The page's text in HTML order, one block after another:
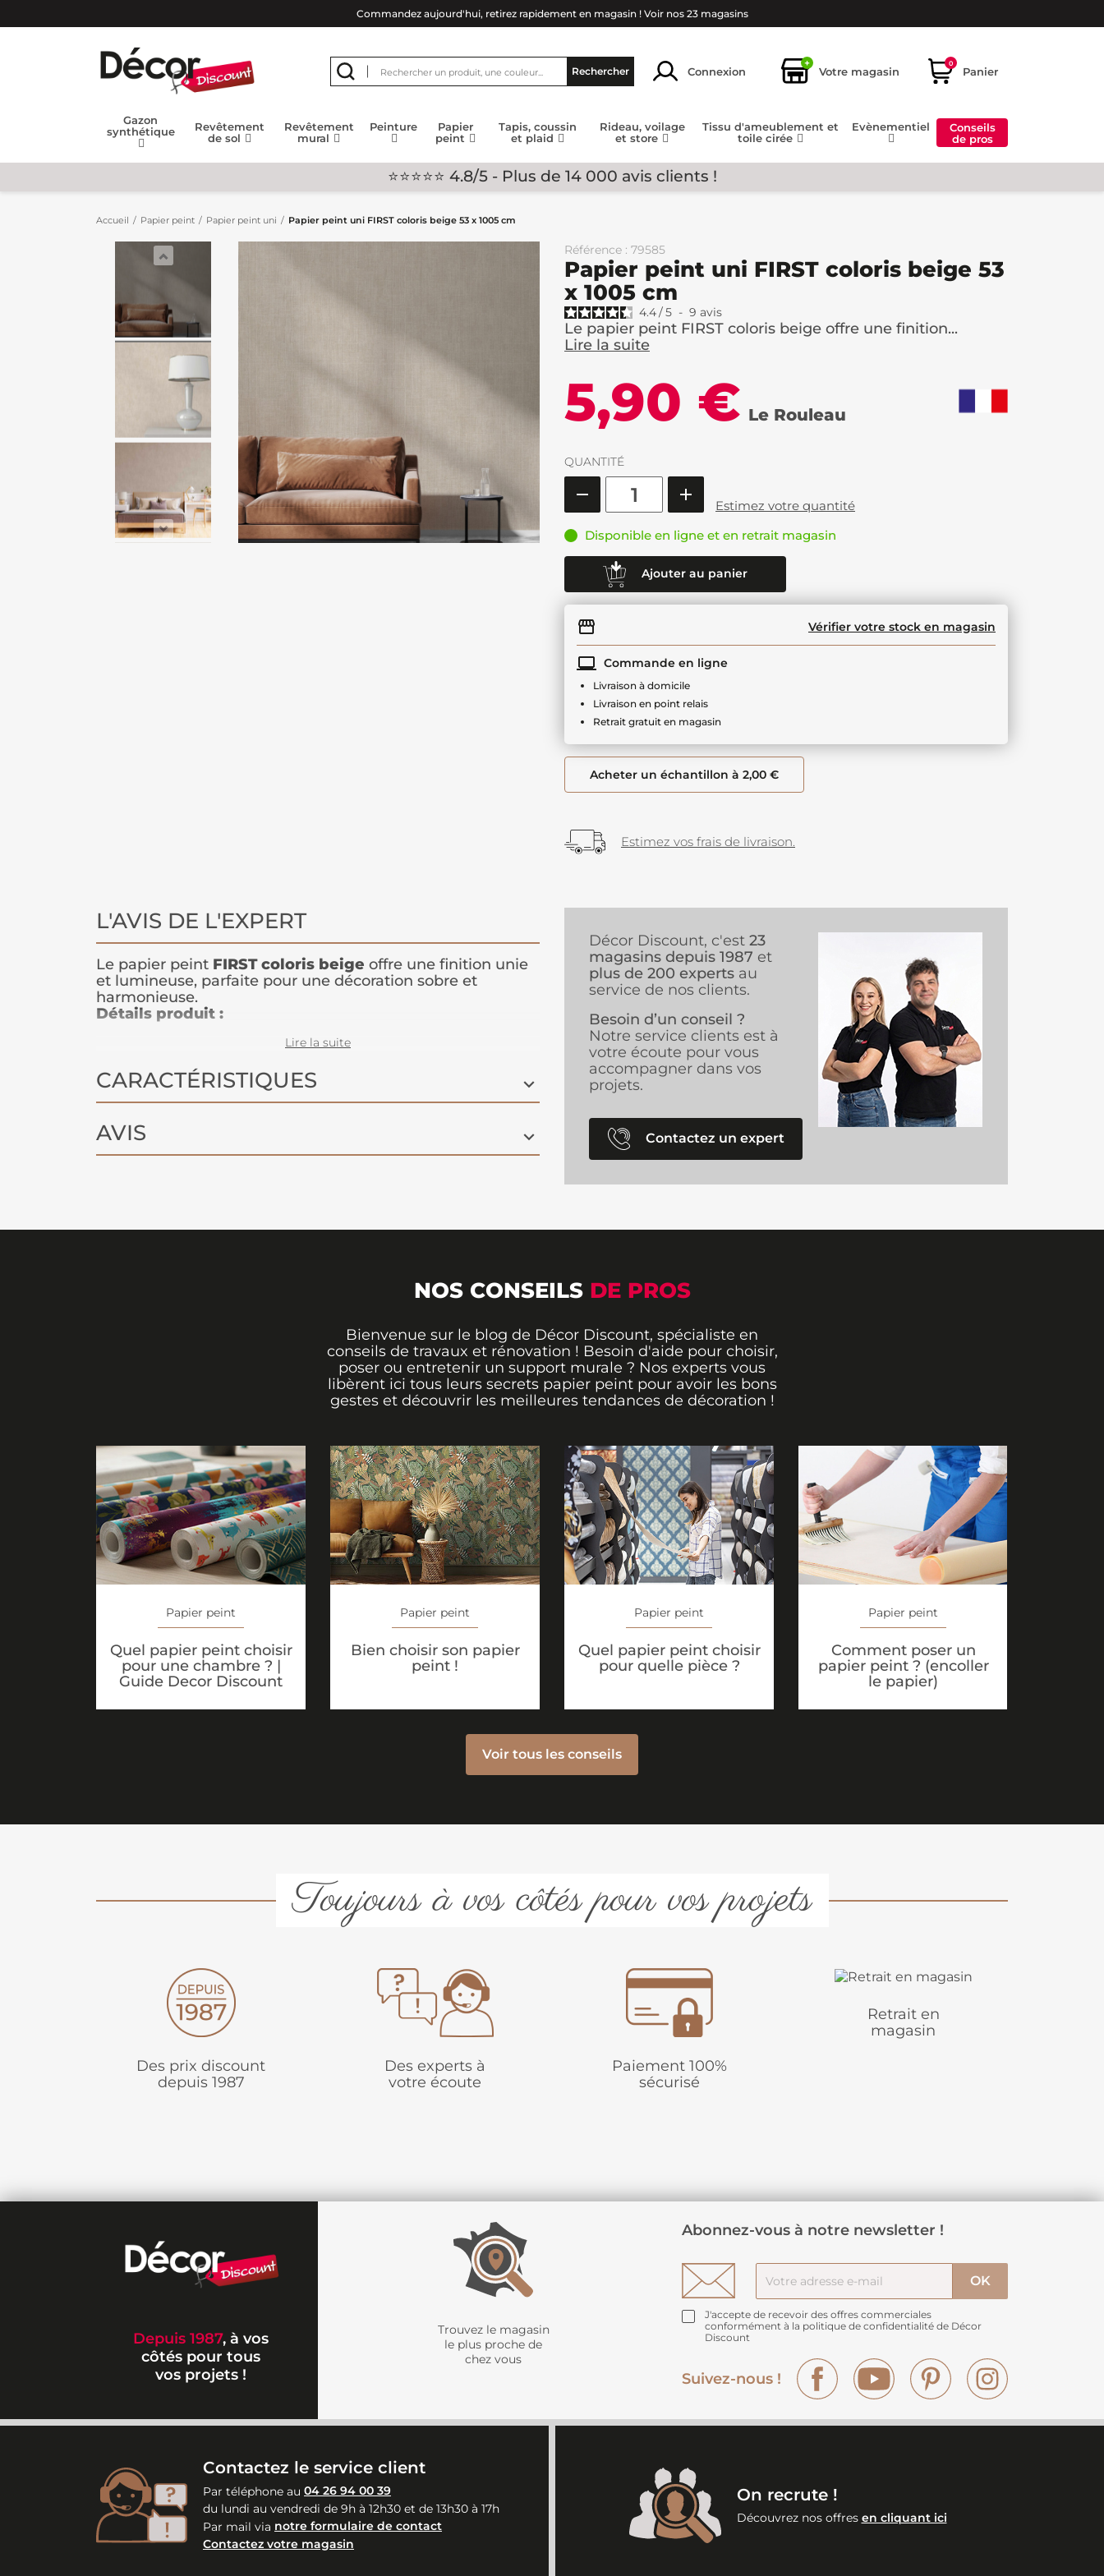
Commandez aujourd'hui, retirez rapidement en magasin ! Voir nos 23 magasins
Rechercher Connexion
+
Votre magasin
0
Panier
Gazon
synthétique
Revêtement
de sol
Revêtement
mural
Peinture
Papier
peint
Tapis, coussin
et plaid
Rideau, voilage
et store
Tissu d'ameublement et
toile cirée
Evènementiel
Conseils
de pros
⭐⭐⭐⭐⭐ 4.8/5 - Plus de 14 000 avis clients !
Accueil Papier peint Papier peint uni Papier peint uni FIRST coloris beige 53 x 1005 cm
Référence : 79585
Papier peint uni FIRST coloris beige 53
x 1005 cm
4.4/5 - 9 avis
Le papier peint FIRST coloris beige offre une finition...
Lire la suite
5,90 € Le Rouleau
QUANTITÉ
Estimez votre quantité
Disponible en ligne et en retrait magasin
Ajouter au panier
Vérifier votre stock en magasin
Commande en ligne
Livraison à domicile
Livraison en point relais
Retrait gratuit en magasin
Acheter un échantillon à 2,00 €
Estimez vos frais de livraison.
L'AVIS DE L'EXPERT
Le papier peint FIRST coloris beige offre une finition unie
et lumineuse, parfaite pour une décoration sobre et
harmonieuse.
Détails produit :
Méthode de pose : Encollage du papier
Sans motif à aligner, la mise en œuvre est facilitée.
Un revêtement mural beige uni à petit prix, simple et
efficace.
Lire la suite
CARACTÉRISTIQUES
AVIS
Décor Discount, c'est 23
magasins depuis 1987 et
plus de 200 experts au
service de nos clients.
Besoin d’un conseil ?
Notre service clients est à
votre écoute pour vous
accompagner dans vos
projets.
Contactez un expert
NOS CONSEILS DE PROS
Bienvenue sur le blog de Décor Discount, spécialiste en
conseils de travaux et rénovation ! Besoin d'aide pour choisir,
poser ou entretenir un support murale ? Nos experts vous
libèrent ici tous leurs secrets papier peint pour avoir les bons
gestes et découvrir les meilleures tendances de décoration !
Papier peint
Quel papier peint choisir
pour une chambre ? |
Guide Decor Discount
Papier peint
Bien choisir son papier
peint !
Papier peint
Quel papier peint choisir
pour quelle pièce ?
Papier peint
Comment poser un
papier peint ? (encoller
le papier)
Voir tous les conseils
Toujours à vos côtés pour vos projets
Des prix discount
depuis 1987
Des experts à
votre écoute
Paiement 100%
sécurisé
Retrait en
magasin
Depuis 1987, à vos
côtés pour tous
vos projets !
Trouvez le magasin
le plus proche de
chez vous
Abonnez-vous à notre newsletter !
J'accepte de recevoir des offres commerciales
conformément à la politique de confidentialité de Décor
Discount
Suivez-nous !
Facebook YouTube Pinterest
Contactez le service client
Par téléphone au 04 26 94 00 39
du lundi au vendredi de 9h à 12h30 et de 13h30 à 17h
Par mail via notre formulaire de contact
Contactez votre magasin
On recrute !
Découvrez nos offres en cliquant ici